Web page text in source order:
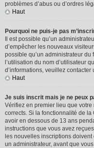
problèmes d’abus ou d’ordres
Haut
Pourquoi ne puis-je pas
Il est possible qu’un
d’empêcher les nouveaux
possible qu’un administrateur
l’utilisation du nom d’utilisateur
d’informations, veuillez
Haut
Je suis inscrit mais je ne peux
Vérifiez en premier lieu que votre
corrects. Si la fonctionnalité de la
avoir en dessous de 13 ans
instructions que vous avez
les nouvelles inscriptions
un administrateur, avant que